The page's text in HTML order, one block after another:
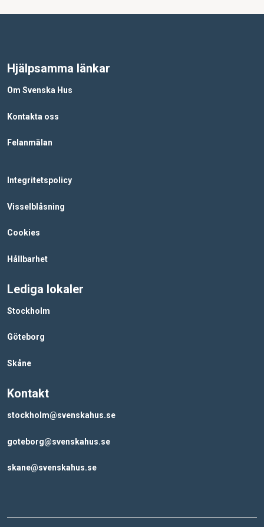
Årsredovisning 2021
Årsredovisning 2017
Årsredovisning 2016
Årsredovisning 2015
Årsredovisning 2014
Årsredovisning 2013
Årsredovisning 2012
Årsredovisning 2011
Årsredovisning 2010
Hjälpsamma länkar
Om Svenska Hus
Kontakta oss
Felanmälan
Integritetspolicy
Visselblåsning
Cookies
Hållbarhet
Lediga lokaler
Stockholm
Göteborg
Skåne
Kontakt
stockholm@svenskahus.se
goteborg@svenskahus.se
skane@svenskahus.se